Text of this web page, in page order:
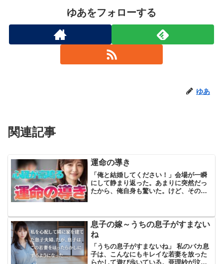
ゆあをフォローする
ゆあ
関連記事
運命の導き
「俺と結婚してください！」会場が一瞬
にして静まり返った。あまりに突然だっ
たから、俺自身も驚いた。けど、その瞬
時、頭の中に今までの全てが...
息子の嫁～うちの息子がすまない
ね
「うちの息子がすまないね」 私のバカ息
子は、こんなにもキレイな若妻を放った
らかして遊び歩いている。亜理紗が泣い